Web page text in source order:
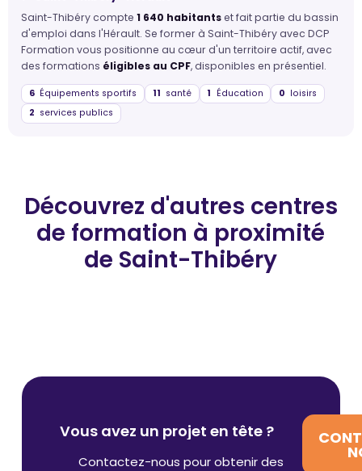
Saint-Thibéry compte 1 640 habitantset fait partie du bassin
d'emploi dans l'Hérault. Se former à Saint-Thibéry avec DCP
Formation vous positionne au cœur d'un territoire actif, avec
des formations éligibles au CPF, disponibles en présentiel.
6 Équipements sportifs 11 santé 1 Éducation 0 loisirs
2 services publics
Découvrez d'autres centres
de formation à proximité
de Saint-Thibéry
Vous avez un projet en tête ?
Contactez-nous pour obtenir des